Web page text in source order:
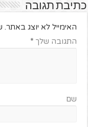
כתיבת תגובה
האימייל לא יוצג באתר.
התגובה שלך*
שם